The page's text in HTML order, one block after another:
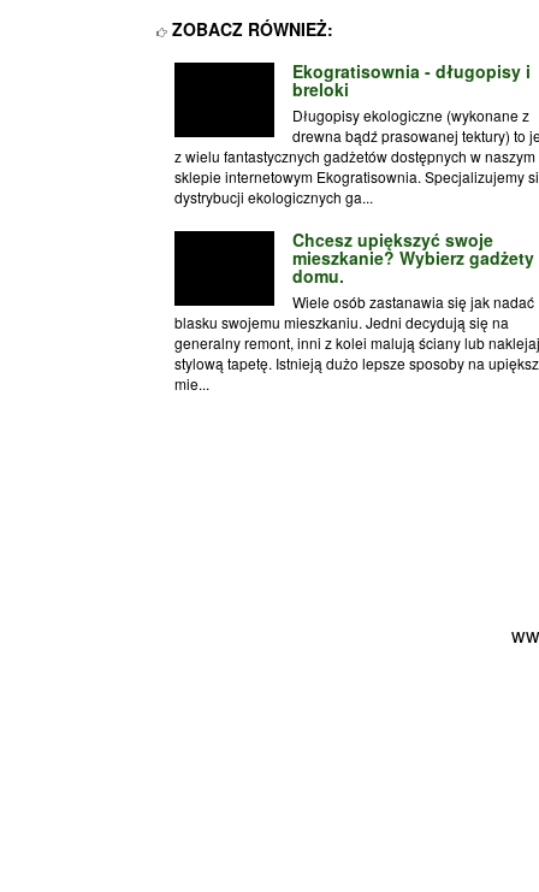
ZOBACZ RÓWNIEŻ:
Ekogratisownia - długopisy i
breloki
Długopisy ekologiczne (wykonane z
drewna bądź prasowanej tektury) to
z wielu fantastycznych gadżetów dostępnych w naszym
sklepie internetowym Ekogratisownia. Specjalizujemy
dystrybucji ekologicznych ga...
Chcesz upiększyć swoje
mieszkanie? Wybierz gadżety
domu.
Wiele osób zastanawia się jak nadać
blasku swojemu mieszkaniu. Jedni decydują się na
generalny remont, inni z kolei malują ściany lub
stylową tapetę. Istnieją dużo lepsze sposoby na
mie...